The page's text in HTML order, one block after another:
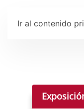
Ir al contenido